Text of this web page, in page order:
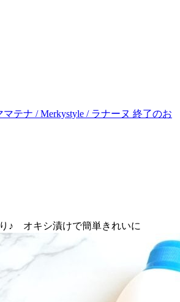
マテナ / Merkystyle / ラナーヌ 終了のお
♪ オキシ漬けで簡単きれいに